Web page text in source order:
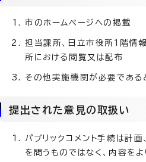
市のホームページへの掲載
担当課所、日立市役所1階情
所における閲覧又は配布
その他実施機関が必要である
提出された意見の取扱い
パブリックコメント手続は計
を問うものではなく、内容を